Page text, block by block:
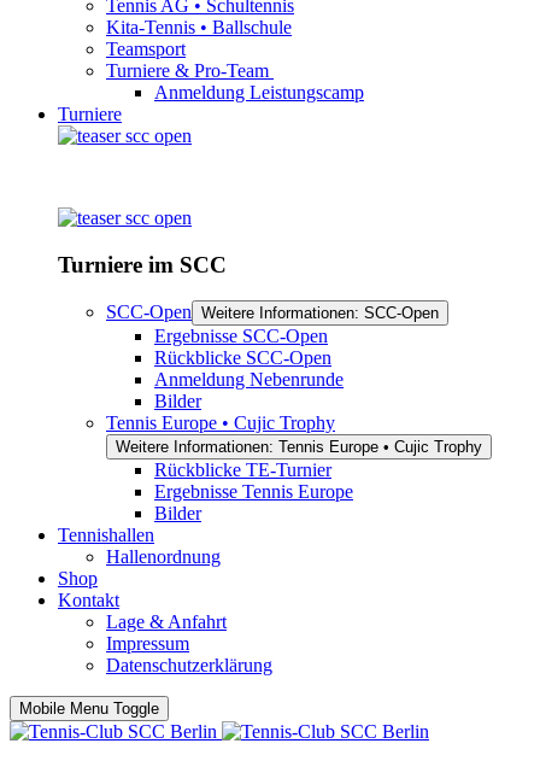
Tennis AG • Schultennis
Kita-Tennis • Ballschule
Teamsport
Turniere & Pro-Team
Anmeldung Leistungscamp
Turniere
Turniere im SCC
SCC-Open Weitere Informationen: SCC-Open
Ergebnisse SCC-Open
Rückblicke SCC-Open
Anmeldung Nebenrunde
Bilder
Tennis Europe • Cujic Trophy
Weitere Informationen: Tennis Europe • Cujic Trophy
Rückblicke TE-Turnier
Ergebnisse Tennis Europe
Bilder
Tennishallen
Hallenordnung
Shop
Kontakt
Lage & Anfahrt
Impressum
Datenschutzerklärung
Mobile Menu Toggle